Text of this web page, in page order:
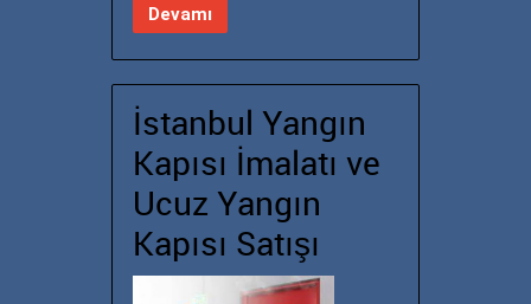
Devamı
İstanbul Yangın
Kapısı İmalatı ve
Ucuz Yangın
Kapısı Satışı